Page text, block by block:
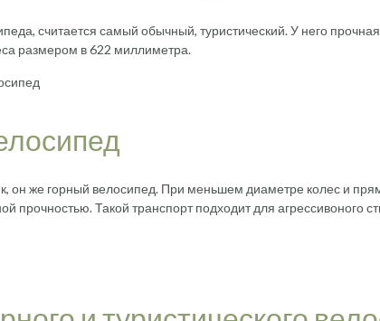
считается самый обычный, туристический. У него
размером в 622 миллиметра.
он же горный велосипед. При меньшем диаметре колес и
прочностью. Такой транспорт подходит для агрессивоного